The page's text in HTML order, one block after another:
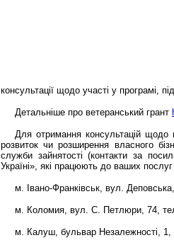
консультації щодо участі у програмі,
Детальніше про ветеранський грант
Для отримання консультацій щодо
розвиток чи розширення власного
служби зайнятості (контакти за
Україні», які працюють до ваших
м. Івано-Франківськ, вул.
м. Коломия, вул. С. Петлюри, 74,
м. Калуш, бульвар Незалежності, 1,